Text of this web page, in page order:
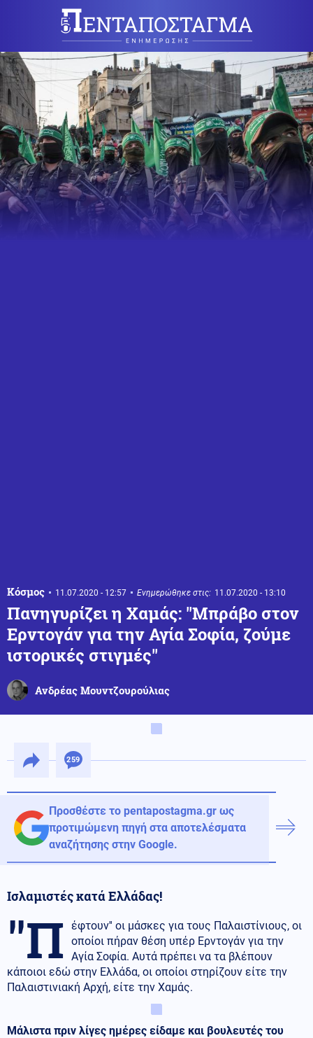
Κόσμος 11.07.2020 - 12:57 Ενημερώθηκε στις: 11.07.2020 - 13:10
Πανηγυρίζει η Χαμάς: ''Μπράβο στον
Ερντογάν για την Αγία Σοφία, ζούμε
ιστορικές στιγμές''
Ανδρέας Μουντζουρούλιας
259
Προσθέστε το pentapostagma.gr ως
προτιμώμενη πηγή στα αποτελέσματα
αναζήτησης στην Google.
Ισλαμιστές κατά Ελλάδας!
''Π
έφτουν'' οι μάσκες για τους Παλαιστίνιους, οι
οποίοι πήραν θέση υπέρ Ερντογάν για την
Αγία Σοφία. Αυτά πρέπει να τα βλέπουν
κάποιοι εδώ στην Ελλάδα, οι οποίοι στηρίζουν είτε την
Παλαιστινιακή Αρχή, είτε την Χαμάς.
Μάλιστα πριν λίγες ημέρες είδαμε και βουλευτές του